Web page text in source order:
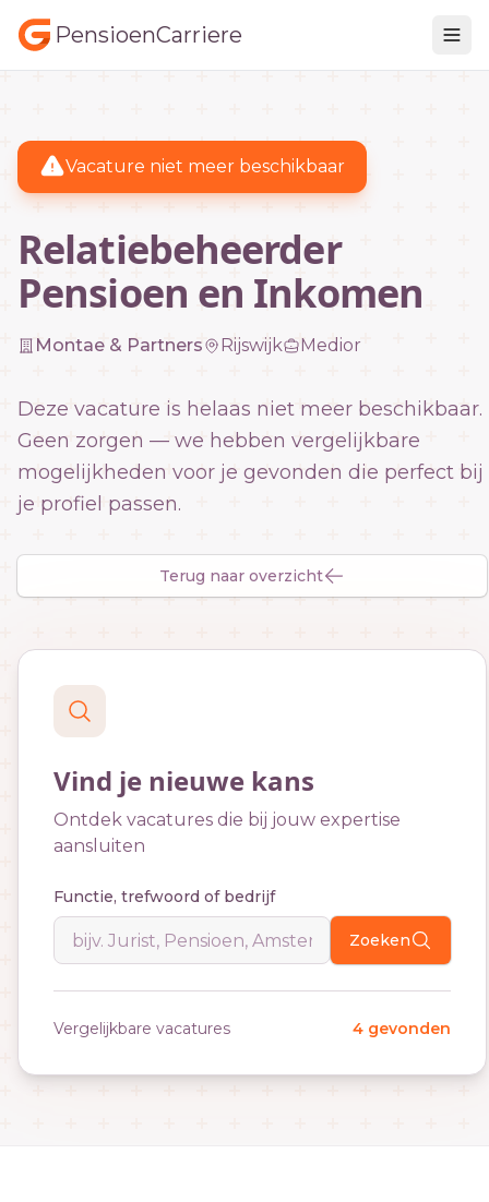
PensioenCarriere
Vacature niet meer beschikbaar
Relatiebeheerder
Pensioen en Inkomen
Montae & Partners Rijswijk Medior
Deze vacature is helaas niet meer beschikbaar.
Geen zorgen — we hebben vergelijkbare
mogelijkheden voor je gevonden die perfect bij
je profiel passen.
Terug naar overzicht
Vind je nieuwe kans
Ontdek vacatures die bij jouw expertise
aansluiten
Functie, trefwoord of bedrijf
Zoeken
Vergelijkbare vacatures 4 gevonden